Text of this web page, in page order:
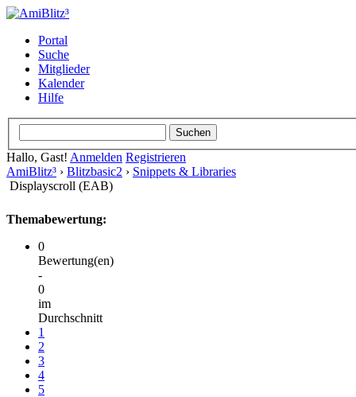
Portal
Suche
Mitglieder
Kalender
Hilfe
Hallo, Gast! Anmelden Registrieren
AmiBlitz³ › Blitzbasic2 › Snippets & Libraries
Displayscroll (EAB)
Themabewertung:
0
Bewertung(en)
-
0
im
Durchschnitt
1
2
3
4
5